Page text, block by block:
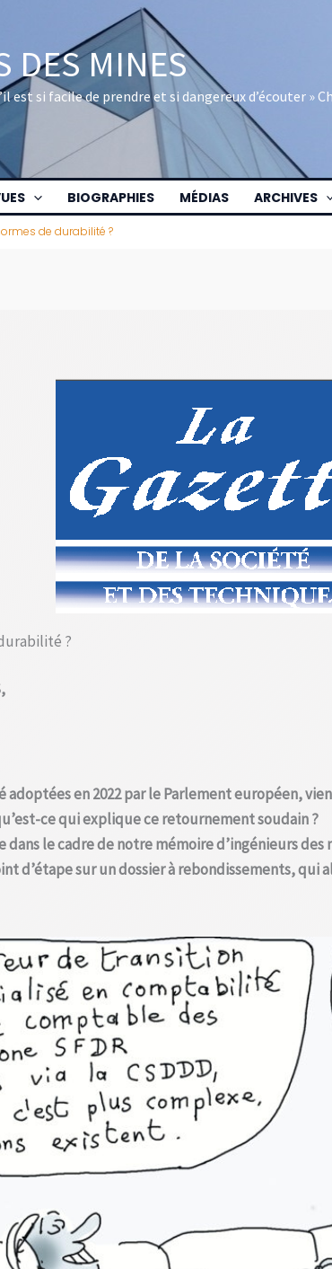
DES MINES
est si facile de prendre et si dangereux d’écouter
BIOGRAPHIES MÉDIAS ARCHIVES
de durabilité ?
?
en 2022 par le Parlement européen,
ce qui explique ce retournement soudain ?
dans le cadre de notre mémoire d’ingénieurs
d’étape sur un dossier à rebondissements,